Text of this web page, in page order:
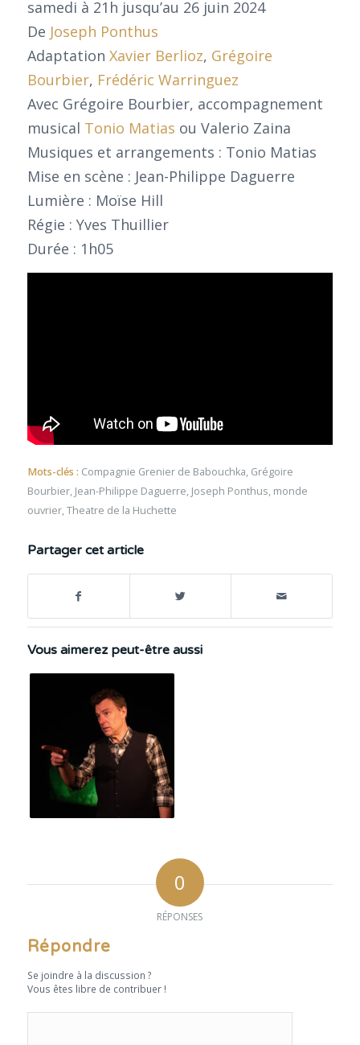
samedi à 21h jusqu’au 26 juin 2024
De Joseph Ponthus
Adaptation Xavier Berlioz, Grégoire
Bourbier, Frédéric Warringuez
Avec Grégoire Bourbier, accompagnement
musical Tonio Matias ou Valerio Zaina
Musiques et arrangements : Tonio Matias
Mise en scène : Jean-Philippe Daguerre
Lumière : Moïse Hill
Régie : Yves Thuillier
Durée : 1h05
Mots-clés : Compagnie Grenier de Babouchka, Grégoire
Bourbier, Jean-Philippe Daguerre, Joseph Ponthus, monde
ouvrier,Theatre de la Huchette
Partager cet article
Vous aimerez peut-être aussi
0
RÉPONSES
Répondre
Se joindre à la discussion ?
Vous êtes libre de contribuer !